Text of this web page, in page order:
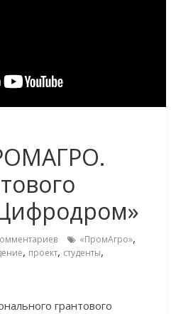
«ПромАгро»,
, проект, студенты,
грантового